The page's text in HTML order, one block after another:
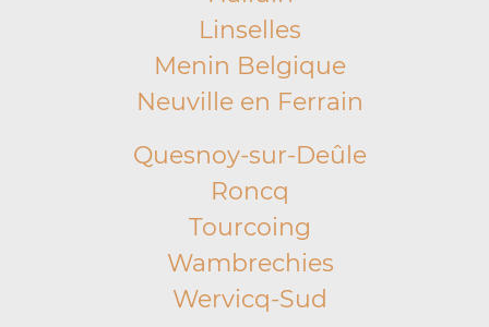
Linselles
Menin Belgique
Neuville en Ferrain
Quesnoy-sur-Deûle
Roncq
Tourcoing
Wambrechies
Wervicq-Sud